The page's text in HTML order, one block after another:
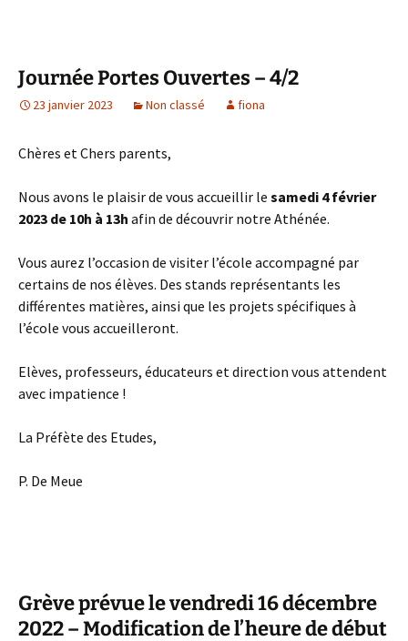
Journée Portes Ouvertes – 4/2
23 janvier 2023 Non classé fiona
Chères et Chers parents,
Nous avons le plaisir de vous accueillir le samedi 4 février
2023 de 10h à 13h afin de découvrir notre Athénée.
Vous aurez l’occasion de visiter l’école accompagné par
certains de nos élèves. Des stands représentants les
différentes matières, ainsi que les projets spécifiques à
l’école vous accueilleront.
Elèves, professeurs, éducateurs et direction vous attendent
avec impatience !
La Préfète des Etudes,
P. De Meue
Grève prévue le vendredi 16 décembre
2022 – Modification de l’heure de début